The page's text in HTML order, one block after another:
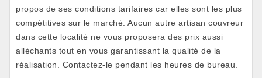
propos de ses conditions tarifaires car elles sont les plus
compétitives sur le marché. Aucun autre artisan couvreur
dans cette localité ne vous proposera des prix aussi
alléchants tout en vous garantissant la qualité de la
réalisation. Contactez-le pendant les heures de bureau.